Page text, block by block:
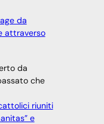
da
attraverso
da
che
riuniti
e